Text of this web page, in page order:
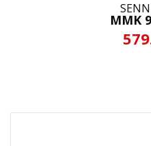
MMK